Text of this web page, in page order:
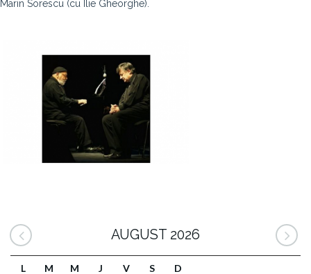
Marin Sorescu (cu Ilie Gheorghe).
AUGUST 2026
L M M J V S D